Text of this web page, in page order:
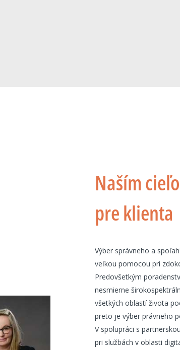
Naším
pre klienta
Výber správneho a
veľkou pomocou pri
Predovšetkým
nesmierne
všetkých oblastí života
preto je výber právneho
V spolupráci s
pri službách v oblasti